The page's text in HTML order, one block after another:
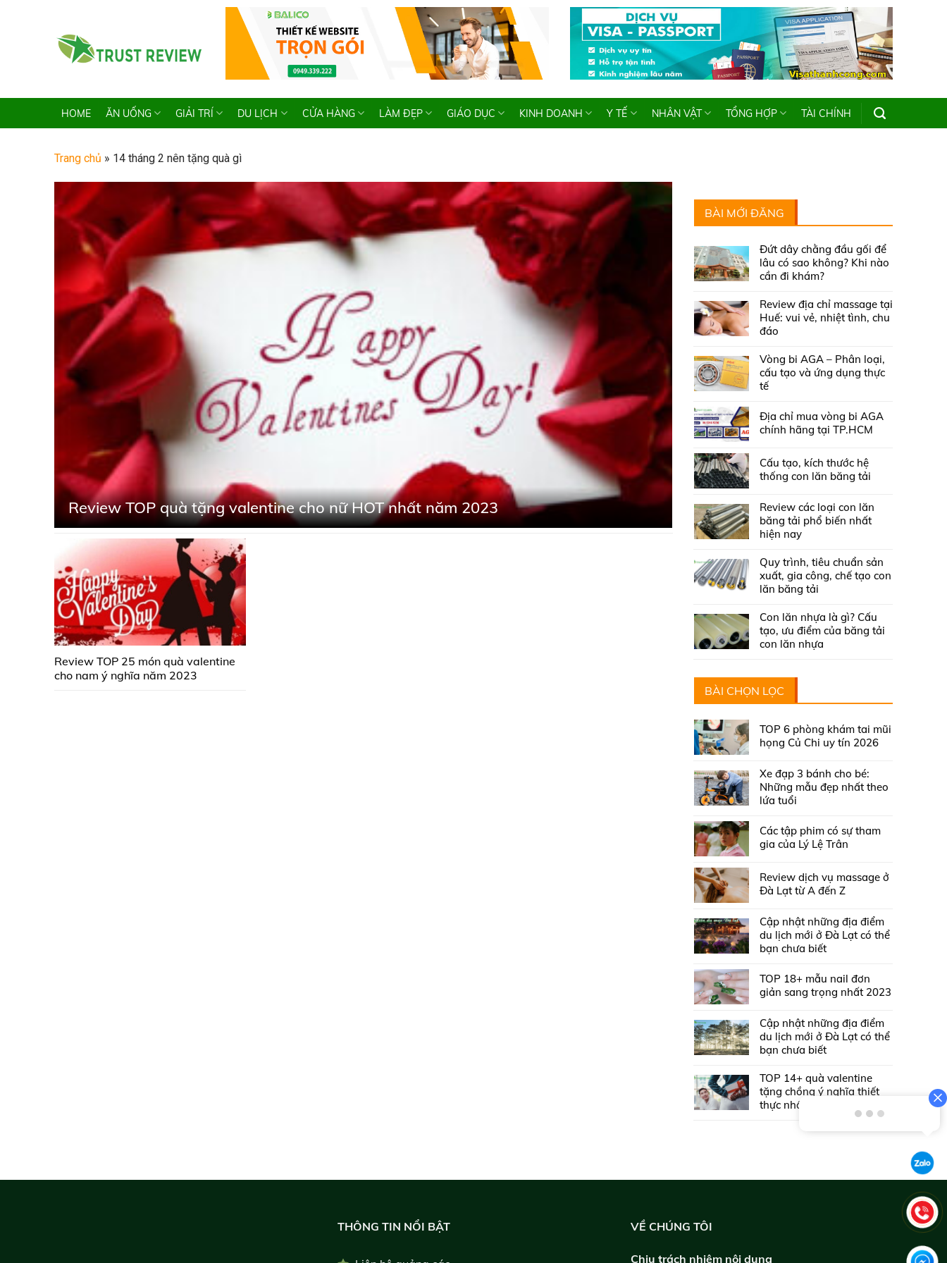
HOME ĂN UỐNG GIẢI TRÍ DU LỊCH CỬA HÀNG LÀM ĐẸP GIÁO DỤC KINH DOANH Y TẾ NHÂN VẬT TỔNG HỢP TÀI CHÍNH
Trang chủ » 14 tháng 2 nên tặng quà gì
Review TOP quà tặng valentine cho nữ HOT nhất năm 2023
Review TOP 25 món quà valentine
cho nam ý nghĩa năm 2023
BÀI MỚI ĐĂNG
Đứt dây chằng đầu gối để
lâu có sao không? Khi nào
cần đi khám?
Review địa chỉ massage tại
Huế: vui vẻ, nhiệt tình, chu
đáo
Vòng bi AGA – Phân loại,
cấu tạo và ứng dụng thực
tế
Địa chỉ mua vòng bi AGA
chính hãng tại TP.HCM
Cấu tạo, kích thước hệ
thống con lăn băng tải
Review các loại con lăn
băng tải phổ biến nhất
hiện nay
Quy trình, tiêu chuẩn sản
xuất, gia công, chế tạo con
lăn băng tải
Con lăn nhựa là gì? Cấu
tạo, ưu điểm của băng tải
con lăn nhựa
BÀI CHỌN LỌC
TOP 6 phòng khám tai mũi
họng Củ Chi uy tín 2026
Xe đạp 3 bánh cho bé:
Những mẫu đẹp nhất theo
lứa tuổi
Các tập phim có sự tham
gia của Lý Lệ Trân
Review dịch vụ massage ở
Đà Lạt từ A đến Z
Cập nhật những địa điểm
du lịch mới ở Đà Lạt có thể
bạn chưa biết
TOP 18+ mẫu nail đơn
giản sang trọng nhất 2023
Cập nhật những địa điểm
du lịch mới ở Đà Lạt có thể
bạn chưa biết
TOP 14+ quà valentine
tặng chồng ý nghĩa thiết
thực nhất 2026
THÔNG TIN NỔI BẬT VỀ CHÚNG TÔI
Chịu trách nhiệm nội dung